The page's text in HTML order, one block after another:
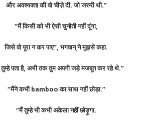
और अवश्यक्ता की वो चीज़े दी. जो जरुरी थी.”
“मैं किसी को भी ऐसी चुनौती नहीं दूंगा,
जिसे वो पूरा न कर पाए”, भगवान् ने मुझसे कहा.
तुम्हे पता है, अभी तक तुम अपनी जड़े मजबूत कर रहे थे.”
“मैंने कभी bamboo का साथ नहीं छोड़ा.”
“मैं तुम्हे भी कभी अकेला नहीं छोड़ूगा.